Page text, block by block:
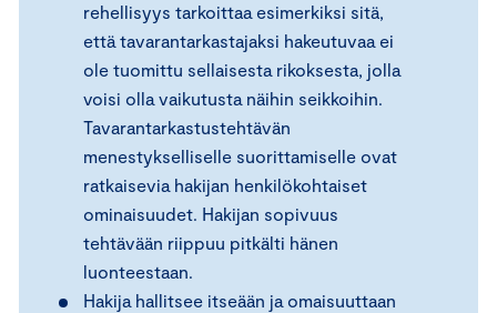
rehellisyys tarkoittaa esimerkiksi sitä,
että tavarantarkastajaksi hakeutuvaa ei
ole tuomittu sellaisesta rikoksesta, jolla
voisi olla vaikutusta näihin seikkoihin.
Tavarantarkastustehtävän
menestykselliselle suorittamiselle ovat
ratkaisevia hakijan henkilökohtaiset
ominaisuudet. Hakijan sopivuus
tehtävään riippuu pitkälti hänen
luonteestaan.
Hakija hallitsee itseään ja omaisuuttaan